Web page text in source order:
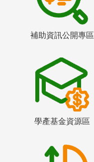
補助資訊公開專區
學產基金資源區